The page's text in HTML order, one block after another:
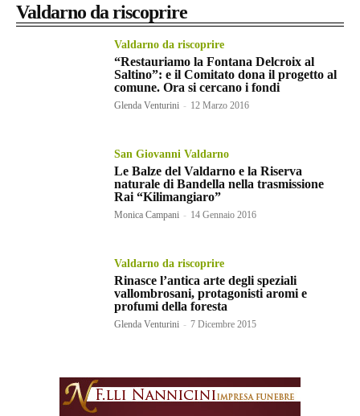
Valdarno da riscoprire
Valdarno da riscoprire
“Restauriamo la Fontana Delcroix al
Saltino”: e il Comitato dona il progetto al
comune. Ora si cercano i fondi
Glenda Venturini - 12 Marzo 2016
San Giovanni Valdarno
Le Balze del Valdarno e la Riserva
naturale di Bandella nella trasmissione
Rai “Kilimangiaro”
Monica Campani - 14 Gennaio 2016
Valdarno da riscoprire
Rinasce l’antica arte degli speziali
vallombrosani, protagonisti aromi e
profumi della foresta
Glenda Venturini - 7 Dicembre 2015